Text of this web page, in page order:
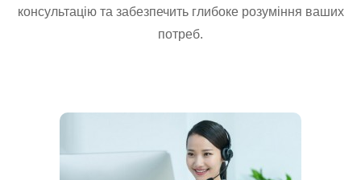
консультацію та забезпечить глибоке розуміння ваших
потреб.